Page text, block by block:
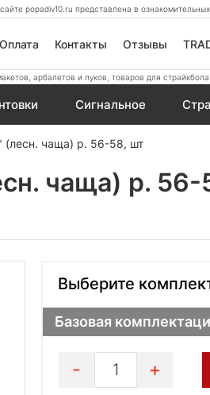
popadiv10.ru представлена в
Оплата Контакты Отзывы
арбалетов и луков, товаров для
Сигнальное
чаща) р. 56-58, шт
чаща) р. 56-
Выберите
Базовая
1